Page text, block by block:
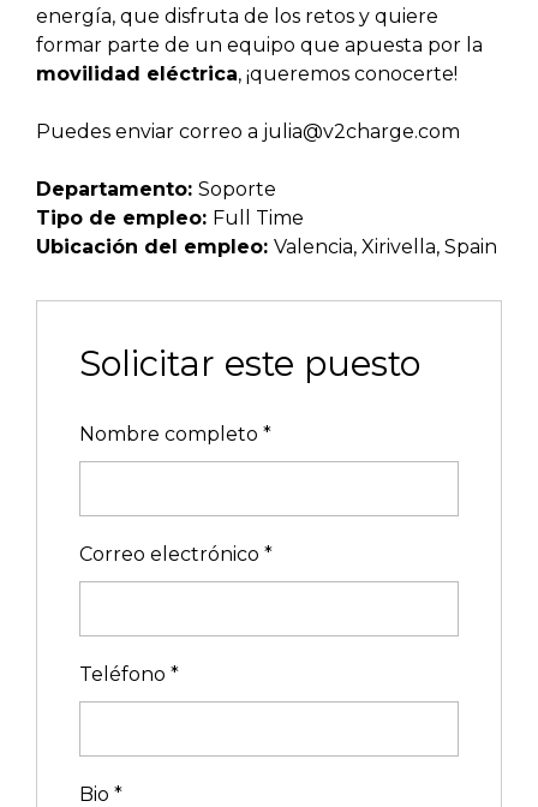
energía, que disfruta de los retos y quiere
formar parte de un equipo que apuesta por la
movilidad eléctrica, ¡queremos conocerte!
Puedes enviar correo a julia@v2charge.com
Departamento: Soporte
Tipo de empleo: Full Time
Ubicación del empleo: Valencia Xirivella Spain
Solicitar este puesto
Nombre completo *
Correo electrónico *
Teléfono *
Bio *